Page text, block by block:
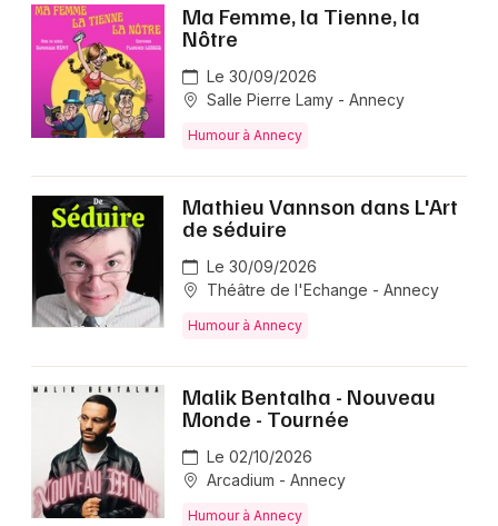
Ma Femme, la Tienne, la
Nôtre
Le 30/09/2026
Salle Pierre Lamy - Annecy
Humour à Annecy
Mathieu Vannson dans L'Art
de séduire
Le 30/09/2026
Théâtre de l'Echange - Annecy
Humour à Annecy
Malik Bentalha - Nouveau
Monde - Tournée
Le 02/10/2026
Arcadium - Annecy
Humour à Annecy